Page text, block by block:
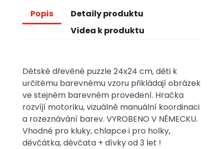
Popis
Detaily produktu
Videa k produktu
Dětské dřevěné puzzle 24x24 cm, děti k
určitému barevnému vzoru přikládají obrázek
ve stejném barevném provedení. Hračka
rozvíjí motoriku, vizuálně manuální koordinaci
a rozeznávání barev. VYROBENO V NĚMECKU.
Vhodné pro kluky, chlapce i pro holky,
děvčátka, děvčata + dívky od 3 let !